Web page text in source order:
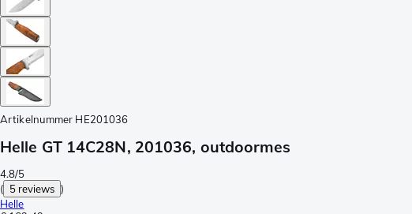
Artikelnummer HE201036
Helle GT 14C28N, 201036, outdoormes
4.8/5
( 5 reviews )
Helle